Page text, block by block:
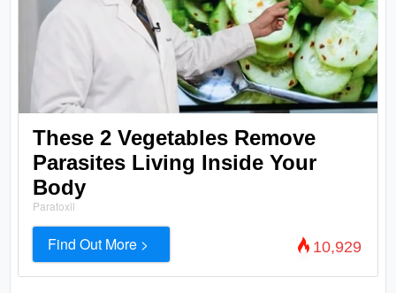
These 2 Vegetables Remove
Parasites Living Inside Your
Body
Paratoxil
Find Out More > 10,929